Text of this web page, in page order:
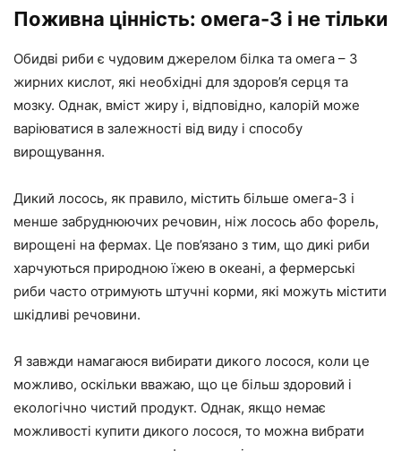
Поживна цінність: омега-3 і не тільки
Обидві риби є чудовим джерелом білка та омега – 3
жирних кислот, які необхідні для здоров’я серця та
мозку. Однак, вміст жиру і, відповідно, калорій може
варіюватися в залежності від виду і способу
вирощування.
Дикий лосось, як правило, містить більше омега-3 і
менше забруднюючих речовин, ніж лосось або форель,
вирощені на фермах. Це пов’язано з тим, що дикі риби
харчуються природною їжею в океані, а фермерські
риби часто отримують штучні корми, які можуть містити
шкідливі речовини.
Я завжди намагаюся вибирати дикого лосося, коли це
можливо, оскільки вважаю, що це більш здоровий і
екологічно чистий продукт. Однак, якщо немає
можливості купити дикого лосося, то можна вибрати